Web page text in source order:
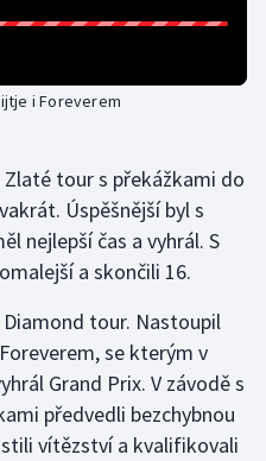
i Foreverem
tour s překážkami do
Úspěšnější byl s
nejlepší čas a vyhrál. S
a skončili 16.
tour. Nastoupil
se kterým v
Grand Prix. V závodě s
předvedli bezchybnou
vítězství a kvalifikovali